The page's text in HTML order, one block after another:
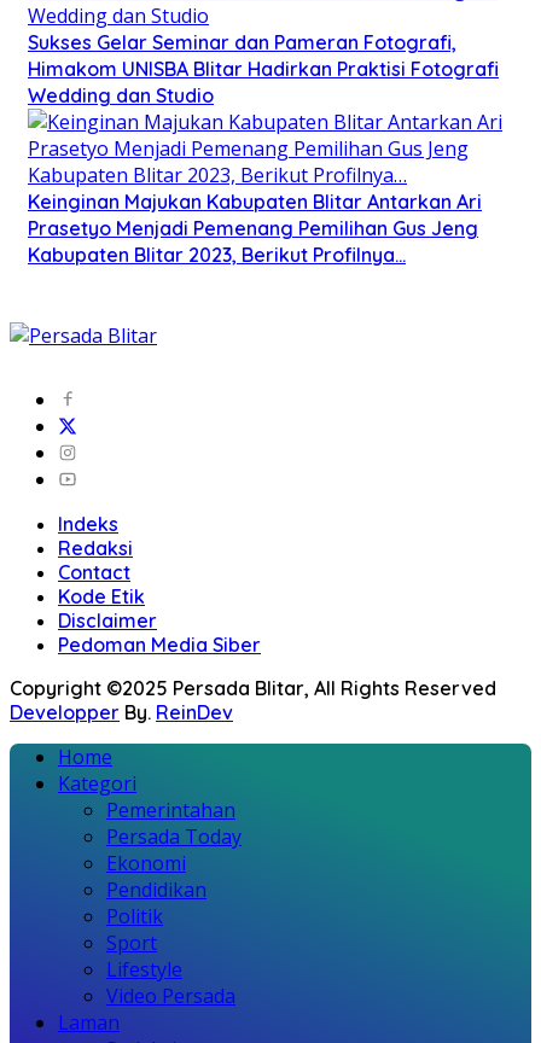
Sukses Gelar Seminar dan Pameran Fotografi,
Himakom UNISBA Blitar Hadirkan Praktisi Fotografi
Wedding dan Studio
Keinginan Majukan Kabupaten Blitar Antarkan Ari
Prasetyo Menjadi Pemenang Pemilihan Gus Jeng
Kabupaten Blitar 2023, Berikut Profilnya…
Indeks
Redaksi
Contact
Kode Etik
Disclaimer
Pedoman Media Siber
Copyright ©2025 Persada Blitar, All Rights Reserved
Developper By. ReinDev
Home
Kategori
Pemerintahan
Persada Today
Ekonomi
Pendidikan
Politik
Sport
Lifestyle
Video Persada
Laman